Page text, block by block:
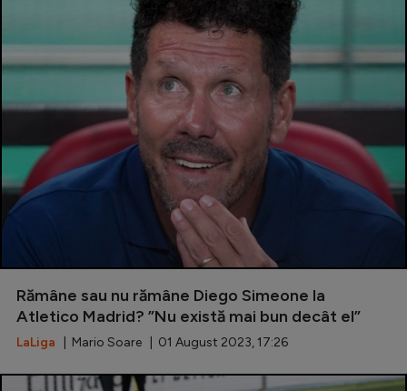
Rămâne sau nu rămâne Diego Simeone la
Atletico Madrid? ”Nu există mai bun decât el”
LaLiga | Mario Soare | 01 August 2023, 17:26